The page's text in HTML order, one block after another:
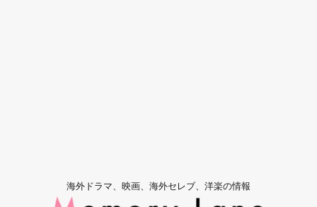
海外ドラマ、映画、海外セレブ、洋楽の情報